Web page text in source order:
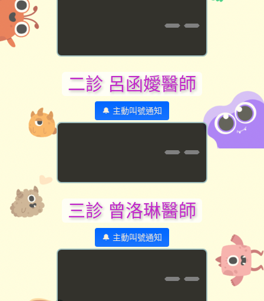
--
二診 呂函嬡醫師
🔔 主動叫號通知
--
三診 曾洛琳醫師
🔔 主動叫號通知
--